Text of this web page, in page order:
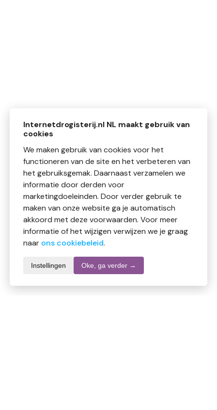
Internetdrogisterij.nl NL maakt gebruik van
cookies
We maken gebruik van cookies voor het
functioneren van de site en het verbeteren van
het gebruiksgemak. Daarnaast verzamelen we
informatie door derden voor
marketingdoeleinden. Door verder gebruik te
maken van onze website ga je automatisch
akkoord met deze voorwaarden. Voor meer
informatie of het wijzigen verwijzen we je graag
naar ons cookiebeleid.
Instellingen Oke, ga verder →